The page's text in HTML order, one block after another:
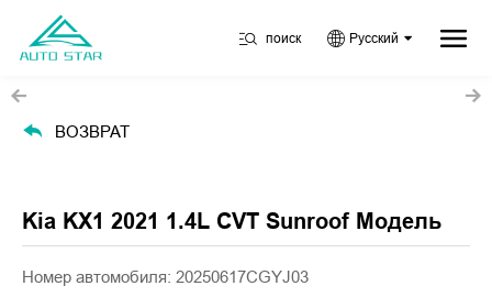
поиск Русский
ВОЗВРАТ
Kia KX1 2021 1.4L CVT Sunroof Модель
Номер автомобиля: 20250617CGYJ03